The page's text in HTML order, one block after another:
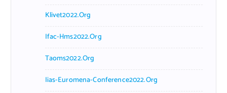
Klivet2022.org
Ifac-Hms2022.org
Taoms2022.org
Iias-Euromena-Conference2022.org